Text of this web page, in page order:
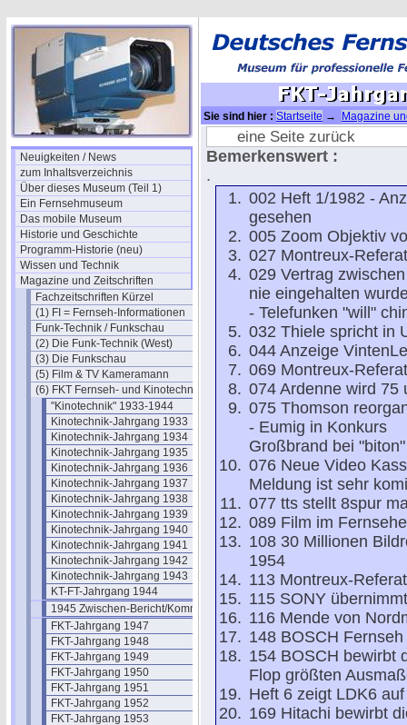
Neuigkeiten / News
zum Inhaltsverzeichnis
Über dieses Museum (Teil 1)
Ein Fernsehmuseum
Das mobile Museum
Historie und Geschichte
Programm-Historie (neu)
Wissen und Technik
Magazine und Zeitschriften
Fachzeitschriften Kürzel
(1) FI = Fernseh-Informationen
Funk-Technik / Funkschau
(2) Die Funk-Technik (West)
(3) Die Funkschau
(5) Film & TV Kameramann
(6) FKT Fernseh- und Kinotechnik
"Kinotechnik" 1933-1944
Kinotechnik-Jahrgang 1933
Kinotechnik-Jahrgang 1934
Kinotechnik-Jahrgang 1935
Kinotechnik-Jahrgang 1936
Kinotechnik-Jahrgang 1937
Kinotechnik-Jahrgang 1938
Kinotechnik-Jahrgang 1939
Kinotechnik-Jahrgang 1940
Kinotechnik-Jahrgang 1941
Kinotechnik-Jahrgang 1942
Kinotechnik-Jahrgang 1943
KT-FT-Jahrgang 1944
1945 Zwischen-Bericht/Kommentar
FKT-Jahrgang 1947
FKT-Jahrgang 1948
FKT-Jahrgang 1949
FKT-Jahrgang 1950
FKT-Jahrgang 1951
FKT-Jahrgang 1952
FKT-Jahrgang 1953
Sie sind hier : Startseite →
Magazine
Jahrgang 1982 -ok
eine Seite zurück
Bemerkenswert :
.
002 Heft 1/1982 -
gesehen
005 Zoom Objektiv
027 Montreux-
029 Vertrag
nie eingehalten
- Telefunken "will"
032 Thiele spricht in
044 Anzeige
069 Montreux-
074 Ardenne wird 75
075 Thomson
- Eumig in Konkurs
Großbrand bei
076 Neue Video
Meldung ist sehr
077 tts stellt 8spur
089 Film im
108 30 Millionen
1954
113 Montreux-
115 SONY
116 Mende von
148 BOSCH
154 BOSCH bewirbt
Flop größten
Heft 6 zeigt LDK6
169 Hitachi bewirbt